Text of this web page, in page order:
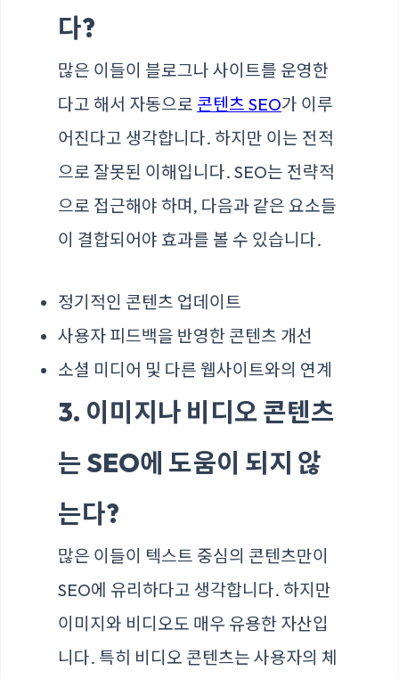
다?
많은 이들이 블로그나 사이트를 운영한
다고 해서 자동으로 콘텐츠 SEO가 이루
어진다고 생각합니다. 하지만 이는 전적
으로 잘못된 이해입니다. SEO는 전략적
으로 접근해야 하며, 다음과 같은 요소들
이 결합되어야 효과를 볼 수 있습니다.
정기적인 콘텐츠 업데이트
사용자 피드백을 반영한 콘텐츠 개선
소셜 미디어 및 다른 웹사이트와의 연계
3. 이미지나 비디오 콘텐츠
는 SEO에 도움이 되지 않
는다?
많은 이들이 텍스트 중심의 콘텐츠만이
SEO에 유리하다고 생각합니다. 하지만
이미지와 비디오도 매우 유용한 자산입
니다. 특히 비디오 콘텐츠는 사용자의 체